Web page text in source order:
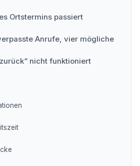
Ortstermins passiert
Anrufe, vier mögliche
nicht funktioniert